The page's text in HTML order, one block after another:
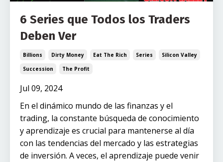
6 Series que Todos los Traders
Deben Ver
Billions Dirty Money Eat The Rich Series
Silicon Valley
Succession
The Profit
Jul 09, 2024
En el dinámico mundo de las finanzas y el
trading, la constante búsqueda de conocimiento
y aprendizaje es crucial para mantenerse al día
con las tendencias del mercado y las estrategias
de inversión. A veces, el aprendizaje puede venir